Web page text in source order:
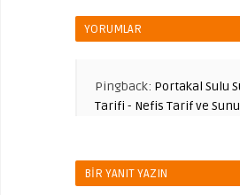
YORUMLAR
Pingback: Portakal Sulu
Tarifi - Nefis Tarif ve
BIR YANIT YAZIN